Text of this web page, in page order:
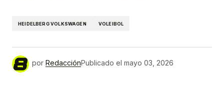
HEIDELBERG VOLKSWAGEN VOLEIBOL
por RedacciónPublicado el mayo 03, 2026